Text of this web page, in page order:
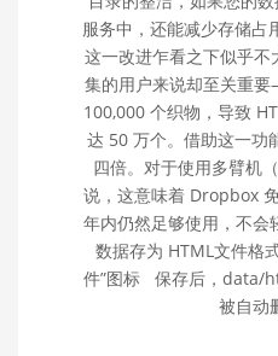
服务中，还能减少存储占
这一改进乍看之下似乎
集的用户来说却至关重
100,000 个织物，导致
达 50 万个。借助这一功
四倍。对于使用多臂机
说，这意味着 Dropbox
年内仍然足够使用，不
数据存为 HTML文件格
件”图标 保存后，data/
被自动